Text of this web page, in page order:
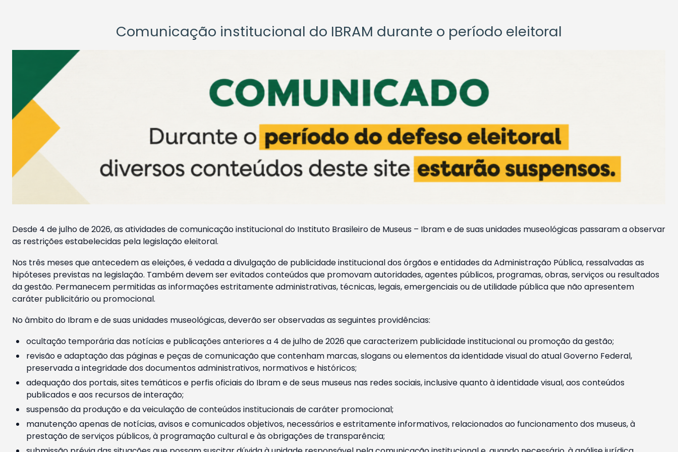
Comunicação institucional do IBRAM durante o período eleitoral
Desde 4 de julho de 2026, as atividades de comunicação institucional do Instituto Brasileiro de Museus – Ibram e de suas unidades museológicas passaram a observar
as restrições estabelecidas pela legislação eleitoral.
Nos três meses que antecedem as eleições, é vedada a divulgação de publicidade institucional dos órgãos e entidades da Administração Pública, ressalvadas as
hipóteses previstas na legislação. Também devem ser evitados conteúdos que promovam autoridades, agentes públicos, programas, obras, serviços ou resultados
da gestão. Permanecem permitidas as informações estritamente administrativas, técnicas, legais, emergenciais ou de utilidade pública que não apresentem
caráter publicitário ou promocional.
No âmbito do Ibram e de suas unidades museológicas, deverão ser observadas as seguintes providências:
ocultação temporária das notícias e publicações anteriores a 4 de julho de 2026 que caracterizem publicidade institucional ou promoção da gestão;
revisão e adaptação das páginas e peças de comunicação que contenham marcas, slogans ou elementos da identidade visual do atual Governo Federal,
preservada a integridade dos documentos administrativos, normativos e históricos;
adequação dos portais, sites temáticos e perfis oficiais do Ibram e de seus museus nas redes sociais, inclusive quanto à identidade visual, aos conteúdos
publicados e aos recursos de interação;
suspensão da produção e da veiculação de conteúdos institucionais de caráter promocional;
manutenção apenas de notícias, avisos e comunicados objetivos, necessários e estritamente informativos, relacionados ao funcionamento dos museus, à
prestação de serviços públicos, à programação cultural e às obrigações de transparência;